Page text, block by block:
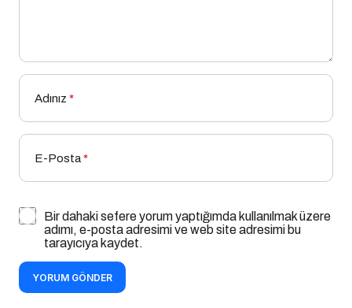
Adınız *
E-Posta*
Bir dahaki sefere yorum yaptığımda kullanılmak üzere
adımı, e-posta adresimi ve web site adresimi bu
tarayıcıya kaydet.
YORUM GÖNDER